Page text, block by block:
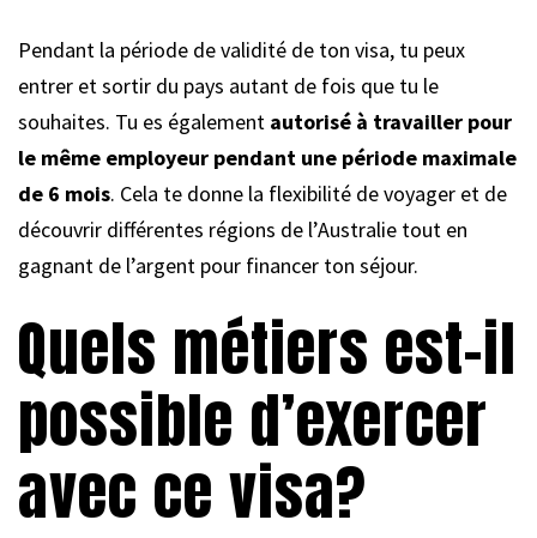
Pendant la période de validité de ton visa, tu peux
entrer et sortir du pays autant de fois que tu le
souhaites. Tu es également autorisé à travailler pour
le même employeur pendant une période maximale
de 6 mois. Cela te donne la flexibilité de voyager et de
découvrir différentes régions de l’Australie tout en
gagnant de l’argent pour financer ton séjour.
Quels métiers est-il
possible d’exercer
avec ce visa?